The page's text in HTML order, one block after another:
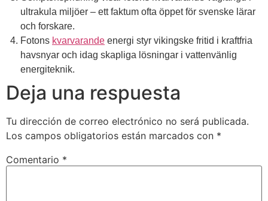
ultrakula miljöer – ett faktum ofta öppet för svenske lärar
och forskare.
Fotons kvarvarande energi styr vikingske fritid i kraftfria
havsnyar och idag skapliga lösningar i vattenvänlig
energiteknik.
Deja una respuesta
Tu dirección de correo electrónico no será publicada.
Los campos obligatorios están marcados con *
Comentario *